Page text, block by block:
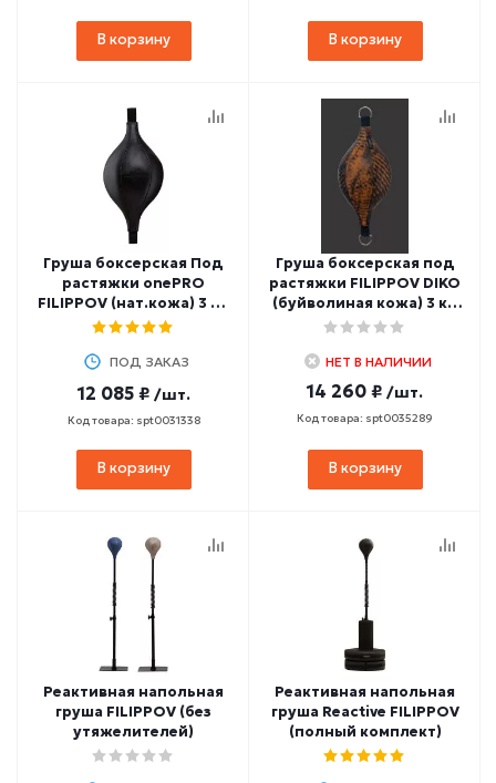
В корзину В корзину
Груша боксерская Под
растяжки onePRO
FILIPPOV (нат.кожа) 3 кг,
45 см
ПОД ЗАКАЗ
12 085 ₽ /шт.
Код товара: spt0031338
В корзину
Груша боксерская под
растяжки FILIPPOV DIKO
(буйволиная кожа) 3 кг,
45 см
НЕТ В НАЛИЧИИ
14 260 ₽ /шт.
Код товара: spt0035289
В корзину
Реактивная напольная
груша FILIPPOV (без
утяжелителей)
Реактивная напольная
груша Reactive FILIPPOV
(полный комплект)